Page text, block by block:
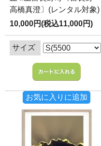
高橋真澄〕(レンタル対象)
10,000円(税込11,000円)
サイズ
お気に入りに追加